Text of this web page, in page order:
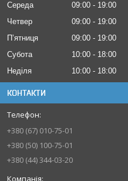
Середа
09:00
19:00
Четвер
09:00
19:00
Пʼятниця
09:00
19:00
Субота
10:00
18:00
Неділя
10:00 18:00
КОНТАКТИ
+380 (67) 010-75-01
+380 (50) 100-75-01
+380 (44) 344-03-20